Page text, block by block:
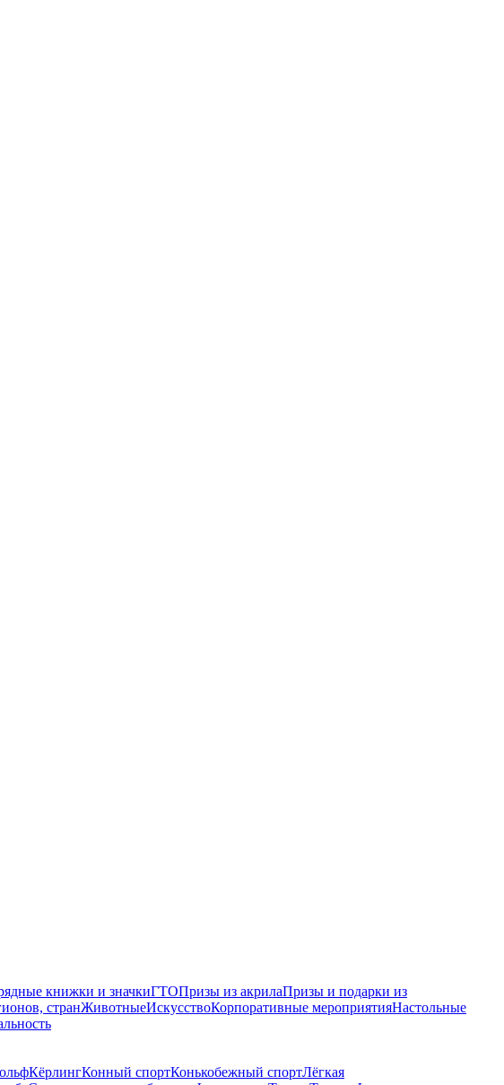
книжки и значкиГТОПризы из акрилаПризы и подарки из
странЖивотныеИскусствоКорпоративные мероприятияНастольные
КёрлингКонный спортКонькобежный спортЛёгкая